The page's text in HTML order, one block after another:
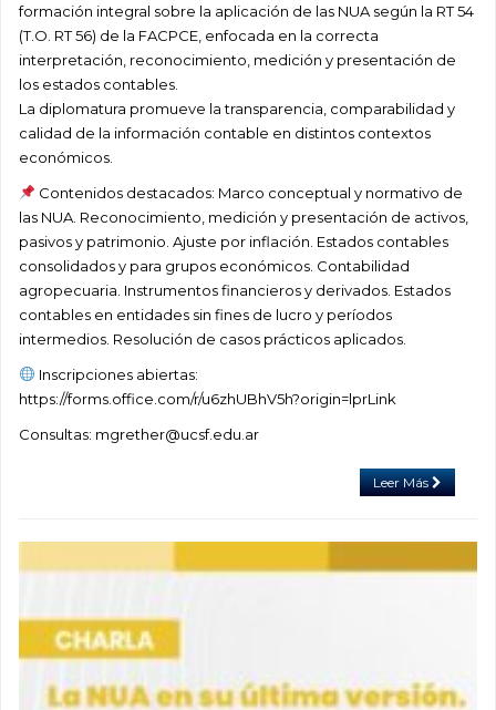
formación integral sobre la aplicación de las NUA según la RT 54
(T.O. RT 56) de la FACPCE, enfocada en la correcta
interpretación, reconocimiento, medición y presentación de
los estados contables.
La diplomatura promueve la transparencia, comparabilidad y
calidad de la información contable en distintos contextos
económicos.
Contenidos destacados: Marco conceptual y normativo de
las NUA. Reconocimiento, medición y presentación de activos,
pasivos y patrimonio. Ajuste por inflación. Estados contables
consolidados y para grupos económicos. Contabilidad
agropecuaria. Instrumentos financieros y derivados. Estados
contables en entidades sin fines de lucro y períodos
intermedios. Resolución de casos prácticos aplicados.
Inscripciones abiertas:
https://forms.office.com/r/u6zhUBhV5h?origin=lprLink
Consultas: mgrether@ucsf.edu.ar
Leer Más